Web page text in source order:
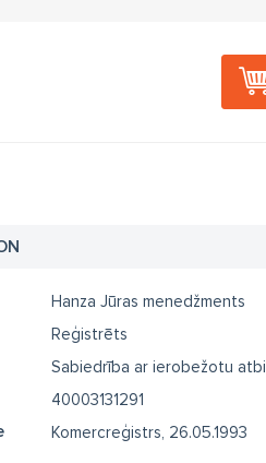
Hanza Jūras menedžments
Reģistrēts
Sabiedrība ar ierobežotu
40003131291
Komercreģistrs, 26.05.1993